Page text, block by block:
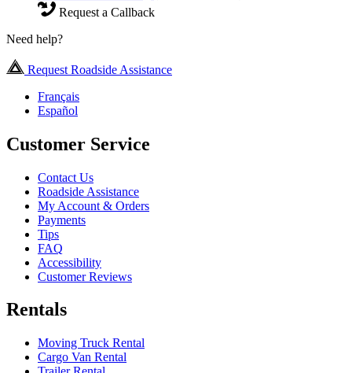
Request a Callback
Need help?
Request Roadside Assistance
Français
Español
Customer Service
Contact Us
Roadside Assistance
My Account & Orders
Payments
Tips
FAQ
Accessibility
Customer Reviews
Rentals
Moving Truck Rental
Cargo Van Rental